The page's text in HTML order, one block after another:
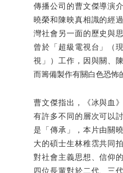
傳播公司的曹文傑導演
曉榮和陳映真相識的經
灣社會另一面的歷史與
曾於「超級電視台」（
視」）工作，因與關、
而籌備製作有關白色恐怖
曹文傑指出，《冰與血
有許多不同的層次可以
是「傳承」，本片由關
大的碩士生林稚霑共同
對社會主義思想、信仰
四位長輩對於二代、三